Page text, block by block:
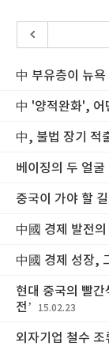
中 부유층이 뉴
中 '양적완화', 어
中, 불법 장기 적
베이징의 두 얼굴
중국이 가야 할 길
中國 경제 발전의
中國 경제 성장,
현대 중국의 빨간
전’
15.02.23
외자기업 철수 조